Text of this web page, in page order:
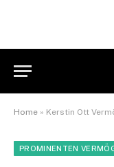
Home » Kerstin Ott
PROMINENTEN